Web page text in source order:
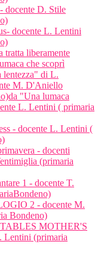
docente D. Stile
docente L. Lentini
tratta liberamente
che scoprì
lentezza" di L.
M. D'Aniello
"Una lumaca
L. Lentini ( primaria
- docente L. Lentini (
- docenti
(primaria
1 - docente T.
2 - docente M.
Bondeno)
MOTHER'S
Lentini (primaria